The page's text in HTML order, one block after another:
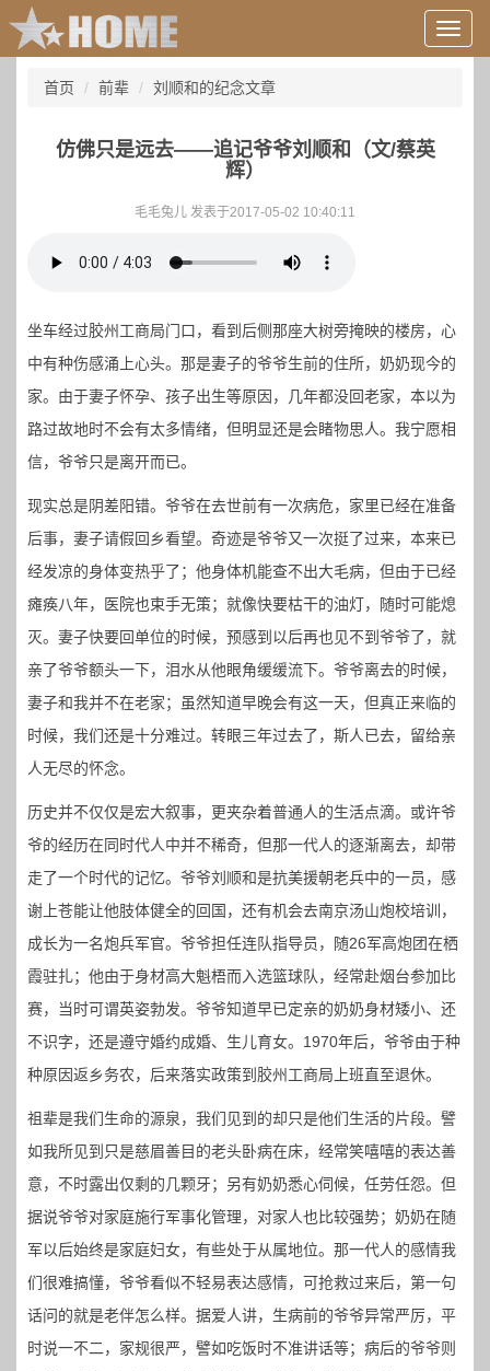
用
户
首页 前辈 刘顺和的纪念文章
仿佛只是远去——追记爷爷刘顺和（文/蔡英
辉）
毛毛兔儿 发表于2017-05-02 10:40:11
坐车经过胶州工商局门口，看到后侧那座大树旁掩映的楼房，心
中有种伤感涌上心头。那是妻子的爷爷生前的住所，奶奶现今的
家。由于妻子怀孕、孩子出生等原因，几年都没回老家，本以为
路过故地时不会有太多情绪，但明显还是会睹物思人。我宁愿相
信，爷爷只是离开而已。
现实总是阴差阳错。爷爷在去世前有一次病危，家里已经在准备
后事，妻子请假回乡看望。奇迹是爷爷又一次挺了过来，本来已
经发凉的身体变热乎了；他身体机能查不出大毛病，但由于已经
瘫痪八年，医院也束手无策；就像快要枯干的油灯，随时可能熄
灭。妻子快要回单位的时候，预感到以后再也见不到爷爷了，就
亲了爷爷额头一下，泪水从他眼角缓缓流下。爷爷离去的时候，
妻子和我并不在老家；虽然知道早晚会有这一天，但真正来临的
时候，我们还是十分难过。转眼三年过去了，斯人已去，留给亲
人无尽的怀念。
历史并不仅仅是宏大叙事，更夹杂着普通人的生活点滴。或许爷
爷的经历在同时代人中并不稀奇，但那一代人的逐渐离去，却带
走了一个时代的记忆。爷爷刘顺和是抗美援朝老兵中的一员，感
谢上苍能让他肢体健全的回国，还有机会去南京汤山炮校培训，
成长为一名炮兵军官。爷爷担任连队指导员，随26军高炮团在栖
霞驻扎；他由于身材高大魁梧而入选篮球队，经常赴烟台参加比
赛，当时可谓英姿勃发。爷爷知道早已定亲的奶奶身材矮小、还
不识字，还是遵守婚约成婚、生儿育女。1970年后，爷爷由于种
种原因返乡务农，后来落实政策到胶州工商局上班直至退休。
祖辈是我们生命的源泉，我们见到的却只是他们生活的片段。譬
如我所见到只是慈眉善目的老头卧病在床，经常笑嘻嘻的表达善
意，不时露出仅剩的几颗牙；另有奶奶悉心伺候，任劳任怨。但
据说爷爷对家庭施行军事化管理，对家人也比较强势；奶奶在随
军以后始终是家庭妇女，有些处于从属地位。那一代人的感情我
们很难搞懂，爷爷看似不轻易表达感情，可抢救过来后，第一句
话问的就是老伴怎么样。据爱人讲，生病前的爷爷异常严厉，平
时说一不二，家规很严，譬如吃饭时不准讲话等；病后的爷爷则